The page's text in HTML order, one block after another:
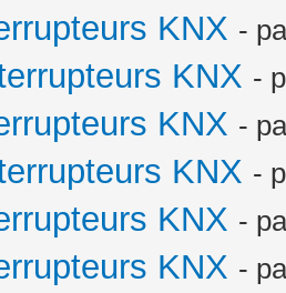
KNX -
KNX -
KNX -
KNX -
KNX -
KNX -